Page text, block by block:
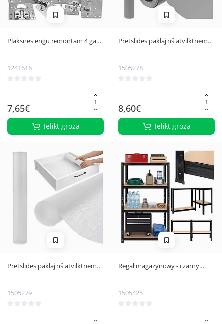
Plāksnes eņģu remontam 4 gab.
1241616
7,65€
Ielikt grozā
Pretslīdes paklājiņš atvilktnēm
1505278
8,60€
Ielikt grozā
Pretslīdes paklājiņš atvilktnēm
1505279
Regał magazynowy - czarny
1505425